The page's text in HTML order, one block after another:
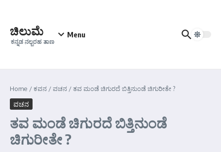
ಚಿಲುಮೆ
ಕನ್ನಡ ನಲ್ಬರಹ ತಾಣ
Menu
Home /ಕವನ /ವಚನ /ತವ ಮಂಡೆ ಚಿಗುರದೆ ಬಿತ್ತಿನುಂಡೆ ಚಿಗುರೀತೇ ?
ವಚನ
ತವ ಮಂಡೆ ಚಿಗುರದೆ ಬಿತ್ತಿನುಂಡೆ
ಚಿಗುರೀತೇ ?